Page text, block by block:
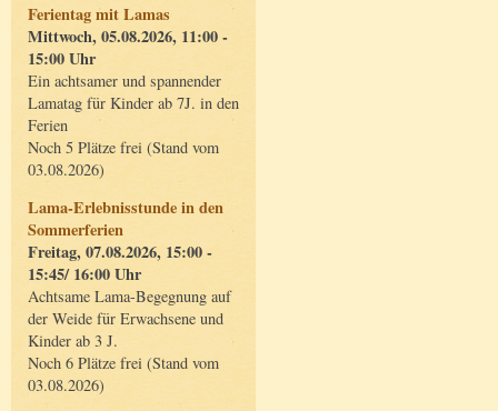
Ferientag mit Lamas
Mittwoch, 05.08.2026, 11:00 -
15:00 Uhr
Ein achtsamer und spannender
Lamatag für Kinder ab 7J. in den
Ferien
Noch 5 Plätze frei (Stand vom
03.08.2026)
Lama-Erlebnisstunde in den
Sommerferien
Freitag, 07.08.2026, 15:00 -
15:45/ 16:00 Uhr
Achtsame Lama-Begegnung auf
der Weide für Erwachsene und
Kinder ab 3 J.
Noch 6 Plätze frei (Stand vom
03.08.2026)